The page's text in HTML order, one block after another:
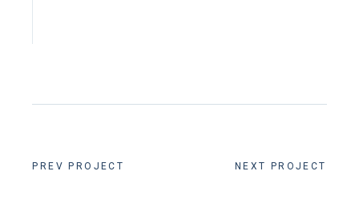
PREV PROJECT NEXT PROJECT